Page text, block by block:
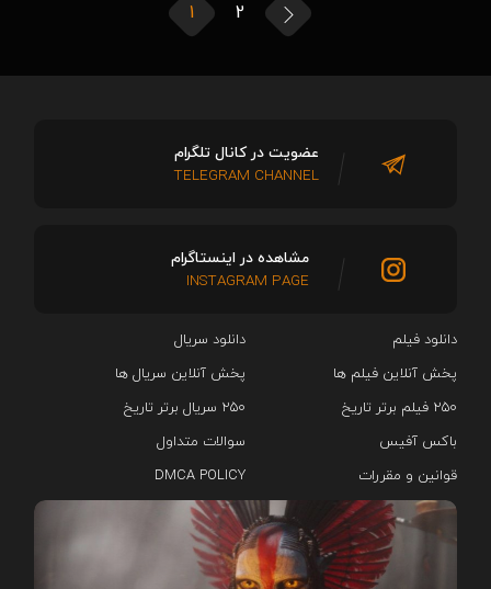
1 2
دانلود فیلم
دانلود سریال‌
پخش آنلاین فیلم ها
پخش آنلاین سریال ها
۲۵۰ فیلم برتر تاریخ
۲۵۰ سریال برتر تاریخ
باکس آفیس
سوالات متداول
قوانین و مقررات
DMCA POLICY
عضویت در کانال تلگرام
TELEGRAM CHANNEL
مشاهده در اینستاگرام
INSTAGRAM PAGE